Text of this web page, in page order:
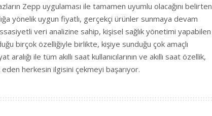
Zepp uygulaması ile tamamen uyumlu olacağını belirten
yönelik uygun fiyatlı, gerçekçi ürünler sunmaya devam
veri analizine sahip, kişisel sağlık yönetimi yapabilen
birçok özelliğiyle birlikte, kişiye sunduğu çok amaçlı
aralığı ile tüm akıllı saat kullanıcılarının ve akıllı saat özellik,
herkesin ilgisini çekmeyi başarıyor.